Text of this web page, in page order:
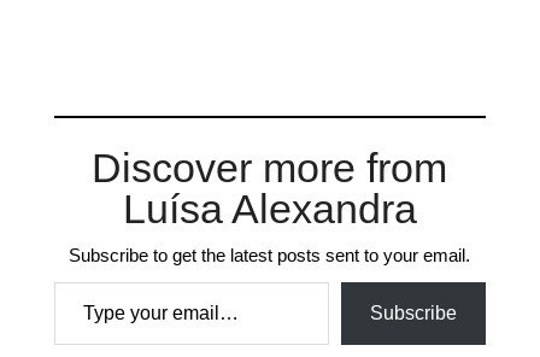
Discover more from
Luísa Alexandra
Subscribe to get the latest posts sent to your email.
Type your email…
Subscribe